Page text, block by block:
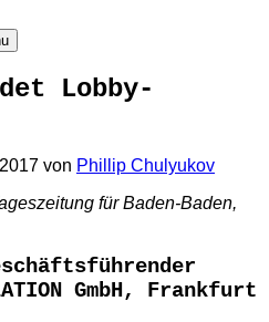
Lobby-
von Phillip Chulyukov
für Baden-Baden,
GmbH, Frankfurt